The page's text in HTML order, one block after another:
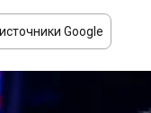
Google